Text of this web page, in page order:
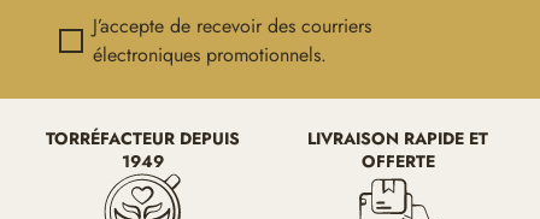
J’accepte de recevoir des courriers
électroniques promotionnels.
TORRÉFACTEUR DEPUIS
1949
LIVRAISON RAPIDE ET
OFFERTE